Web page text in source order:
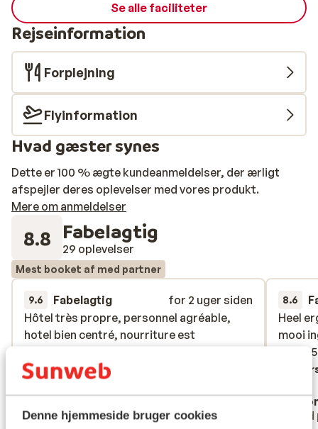
Denne hjemmeside bruger cookies
Se alle faciliteter
Rejseinformation
Forplejning
Flyinformation
Hvad gæster synes
Dette er 100 % ægte kundeanmeldelser, der ærligt
afspejler deres oplevelser med vores produkt.
Mere om anmeldelser
8.8 Fabelagtig
29 oplevelser
Mest booket af med partner
9.6 Fabelagtig
for 2 uger siden
Hôtel très propre, personnel agréable,
hotel bien centré, nourriture est
calme. Franchement hôtel haut de gamme
Hôtel très propre, personnel agréable,
hotel bien centré, nourriture est
calme. Franchement hôtel haut de gamme
Med familie
8.6
Heel
mooi
ik een
Heel
mooi
ik een